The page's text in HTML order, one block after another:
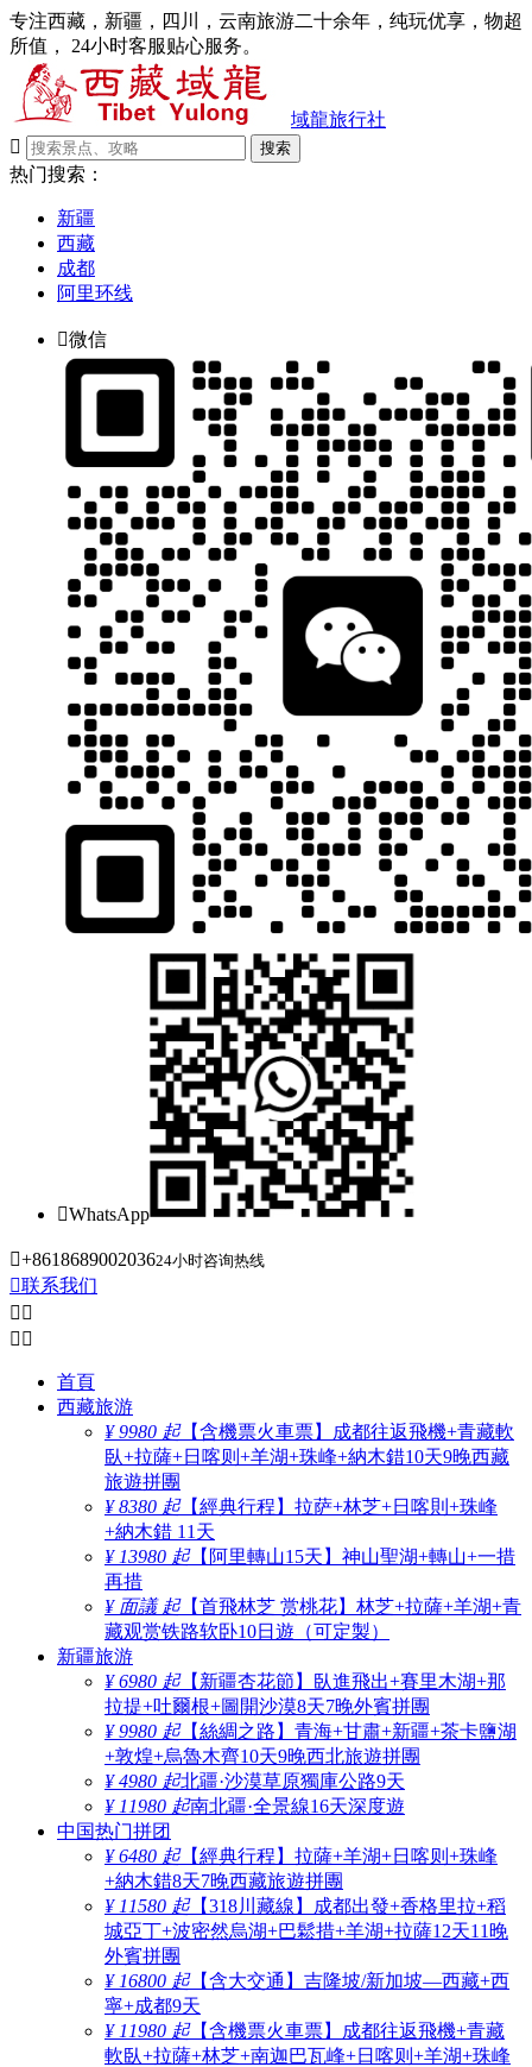
专注西藏，新疆，四川，云南旅游二十余年，纯玩优享，物超
所值， 24小时客服贴心服务。
域龍旅行社

搜索
热门搜索：
新疆
西藏
成都
阿里环线
微信
WhatsApp
+861868900203624小时咨询热线
联系我们
 
 
首頁
西藏旅游
¥ 9980 起【含機票火車票】成都往返飛機+青藏軟
臥+拉薩+日喀则+羊湖+珠峰+納木錯10天9晚西藏
旅遊拼團
¥ 8380 起【經典行程】拉萨+林芝+日喀則+珠峰
+納木錯 11天
¥ 13980 起【阿里轉山15天】神山聖湖+轉山+一措
再措
¥ 面議 起【首飛林芝 赏桃花】林芝+拉薩+羊湖+青
藏观赏铁路软卧10日遊（可定製）
新疆旅游
¥ 6980 起【新疆杏花節】臥進飛出+賽里木湖+那
拉提+吐爾根+圖開沙漠8天7晚外賓拼團
¥ 9980 起【絲綢之路】青海+甘肅+新疆+茶卡鹽湖
+敦煌+烏魯木齊10天9晚西北旅遊拼團
¥ 4980 起北疆·沙漠草原獨庫公路9天
¥ 11980 起南北疆·全景線16天深度遊
中国热门拼团
¥ 6480 起【經典行程】拉薩+羊湖+日喀则+珠峰
+納木錯8天7晚西藏旅遊拼團
¥ 11580 起【318川藏線】成都出發+香格里拉+稻
城亞丁+波密然烏湖+巴鬆措+羊湖+拉薩12天11晚
外賓拼團
¥ 16800 起【含大交通】吉隆坡/新加坡—西藏+西
寧+成都9天
¥ 11980 起【含機票火車票】成都往返飛機+青藏
軟臥+拉薩+林芝+南迦巴瓦峰+日喀则+羊湖+珠峰